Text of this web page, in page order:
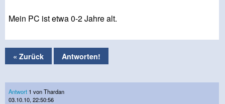
Mein PC ist etwa 0-2 Jahre alt.
« Zurück Antworten!
Antwort 1 von Thardan
03.10.10, 22:50:56